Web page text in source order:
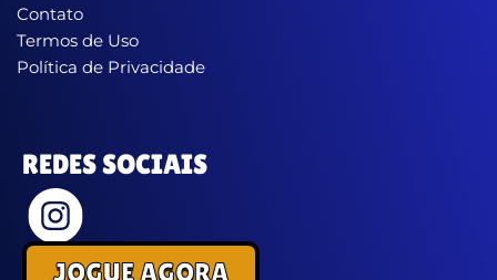
Contato
Termos de Uso
Política de Privacidade
REDES SOCIAIS
JOGUE AGORA